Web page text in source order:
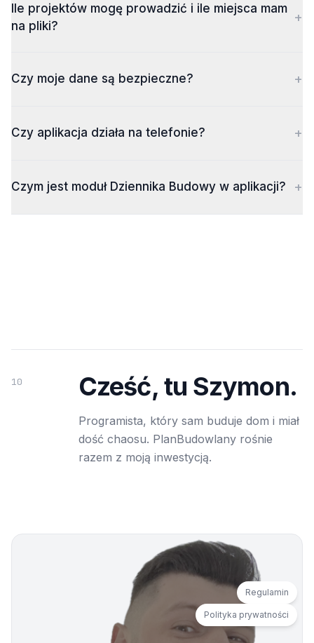
Ile projektów mogę prowadzić i ile miejsca mam
na pliki?
+
Czy moje dane są bezpieczne? +
Czy aplikacja działa na telefonie? +
Czym jest moduł Dziennika Budowy w aplikacji? +
10 Cześć, tu Szymon.
Programista, który sam buduje dom i miał
dość chaosu. PlanBudowlany rośnie
razem z moją inwestycją.
Regulamin
Polityka prywatności